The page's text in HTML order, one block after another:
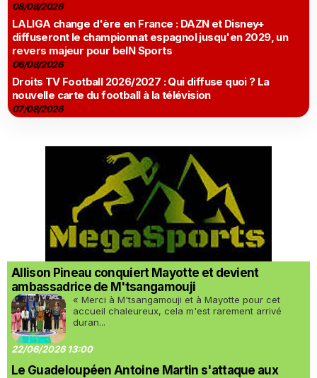
08/08/2026
LALIGA change d'ère en France : DAZN et Disney+
diffuseront le championnat espagnol jusqu'en 2029, un
revers majeur pour beIN Sports
06/08/2026
Droits TV Football 2026/2027 : Qui diffuse quoi ? La
nouvelle carte du football à la télévision
07/08/2026
Allison Pineau conquiert Mayotte et devient
ambassadrice de M'tsangamouji
« Merci à M'tsangamouji et à Mayotte pour cet
accueil chaleureux, cela m'est rarement arrivé
duran...
22/06/2026 13:00
Le Guadeloupéen Antoine Martin s'attaque aux